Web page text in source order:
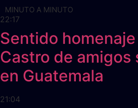
MINUTO A MINUTO
22:17
Sentido
Castro de amigos
en Guatemala
21:04